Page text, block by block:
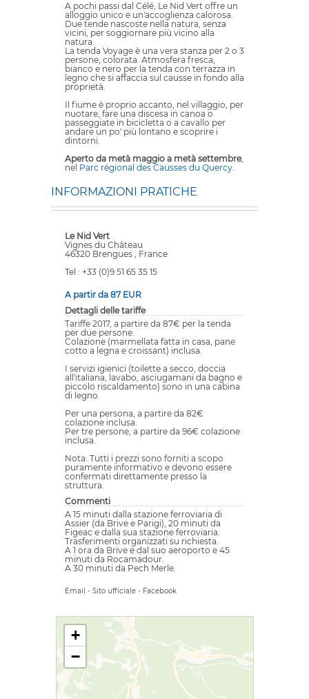
A pochi passi dal Célé, Le Nid Vert offre un
alloggio unico e un'accoglienza calorosa.
Due tende nascoste nella natura, senza
vicini, per soggiornare più vicino alla
natura.
La tenda Voyage è una vera stanza per 2 o 3
persone, colorata. Atmosfera fresca,
bianco e nero per la tenda con terrazza in
legno che si affaccia sul causse in fondo alla
proprietà.
Il fiume è proprio accanto, nel villaggio, per
nuotare, fare una discesa in canoa o
passeggiate in bicicletta o a cavallo per
andare un po' più lontano e scoprire i
dintorni.
Aperto da metà maggio a metà settembre,
nel Parc régional des Causses du Quercy.
INFORMAZIONI PRATICHE
Le Nid Vert
Vignes du Château
46320 Brengues , France
Tel : +33 (0)9 51 65 35 15
A partir da 87 EUR
Dettagli delle tariffe
Tariffe 2017, a partire da 87€ per la tenda
per due persone.
Colazione (marmellata fatta in casa, pane
cotto a legna e croissant) inclusa.
I servizi igienici (toilette a secco, doccia
all'italiana, lavabo, asciugamani da bagno e
piccolo riscaldamento) sono in una cabina
di legno.
Per una persona, a partire da 82€
colazione inclusa.
Per tre persone, a partire da 96€ colazione
inclusa.
Nota: Tutti i prezzi sono forniti a scopo
puramente informativo e devono essere
confermati direttamente presso la
struttura.
Commenti
A 15 minuti dalla stazione ferroviaria di
Assier (da Brive e Parigi), 20 minuti da
Figeac e dalla sua stazione ferroviaria.
Trasferimenti organizzati su richiesta.
A 1 ora da Brive e dal suo aeroporto e 45
minuti da Rocamadour.
A 30 minuti da Pech Merle.
Email - Sito ufficiale - Facebook
+
−